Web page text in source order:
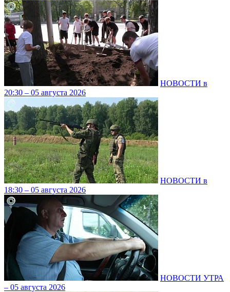
НОВОСТИ в
20:30 – 05 августа 2026
НОВОСТИ в
18:30 – 05 августа 2026
НОВОСТИ УТРА
– 05 августа 2026